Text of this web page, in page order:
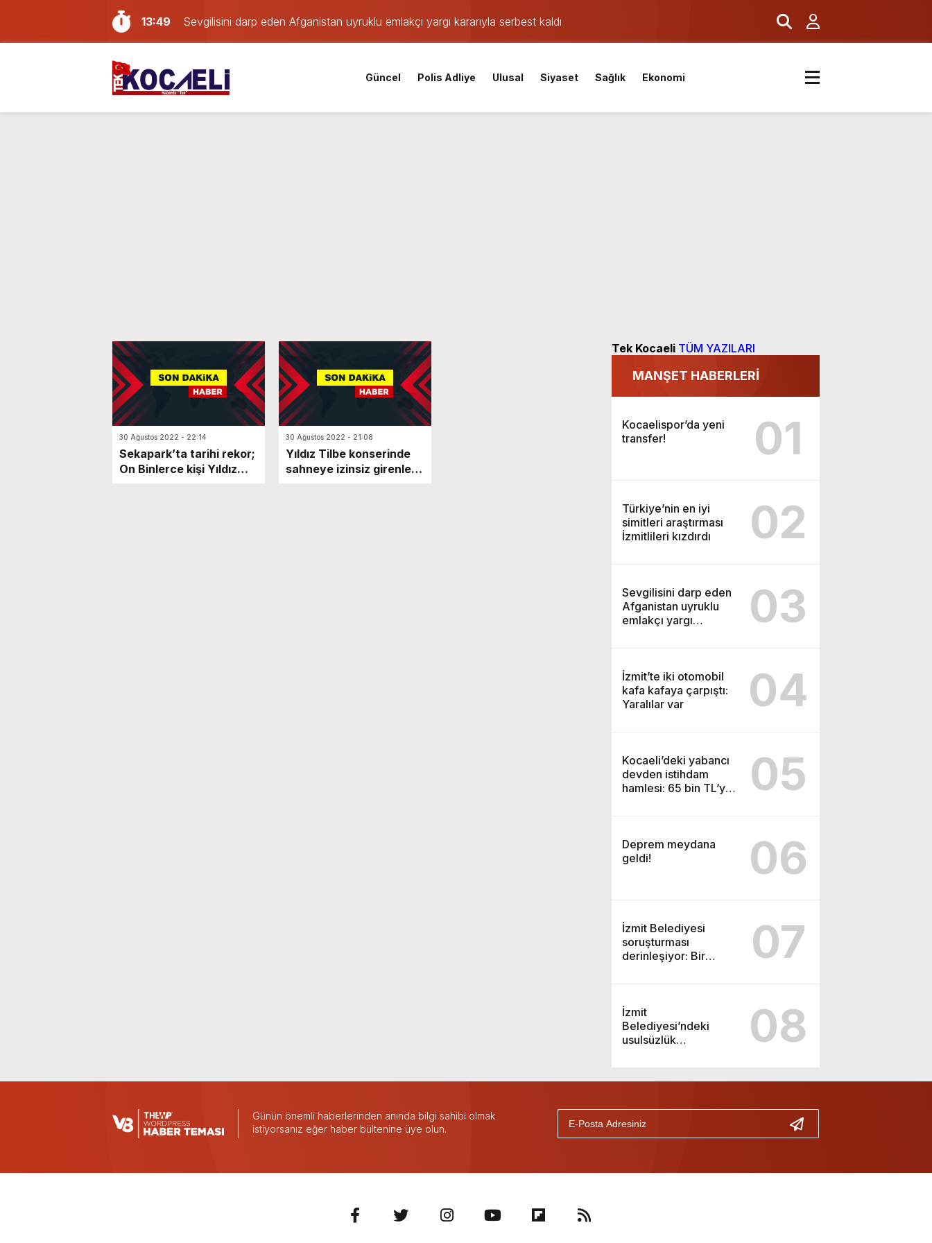
13:49
Sevgilisini darp eden Afganistan uyruklu emlakçı yargı kararıyla serbest kaldı
12:57
İzmit’te iki otomobil kafa kafaya çarpıştı: Yaralılar var
11:37
Kocaeli’deki yabancı devden istihdam hamlesi: 65 bin TL’ye varan maaşla personel aranıyor
11:00
Deprem meydana geldi!
10:55
İzmit Belediyesi soruşturması derinleşiyor: Bir tutuklama daha!
Güncel Polis Adliye Ulusal Siyaset Sağlık Ekonomi
30 Ağustos 2022 - 22:14
Sekapark’ta tarihi rekor;
On Binlerce kişi Yıldız
30 Ağustos 2022 - 21:08
Yıldız Tilbe konserinde
sahneye izinsiz girenlere
Tek Kocaeli TÜM YAZILARI
MANŞET HABERLERİ
Kocaelispor’da yeni
transfer!
01
Türkiye’nin en iyi
simitleri araştırması
İzmitlileri kızdırdı
02
Sevgilisini darp eden
Afganistan uyruklu
emlakçı yargı
03
İzmit’te iki otomobil
kafa kafaya çarpıştı:
Yaralılar var
04
Kocaeli’deki yabancı
devden istihdam
hamlesi: 65 bin TL’ye
05
Deprem meydana
geldi!
06
İzmit Belediyesi
soruşturması
derinleşiyor: Bir
07
İzmit
Belediyesi’ndeki
usulsüzlük
08
Günün önemli haberlerinden anında bilgi sahibi olmak
istiyorsanız eğer haber bültenine üye olun.